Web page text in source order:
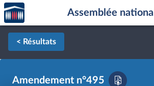
Aller au contenu
Aller en bas de la page
Accèder
à la
page
d'accueil
Assemblée
< Résultats
Amendement n°495